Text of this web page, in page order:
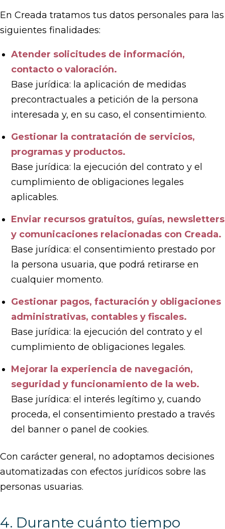
En Creada tratamos tus datos personales para las
siguientes finalidades:
Atender solicitudes de información,
contacto o valoración.
Base jurídica: la aplicación de medidas
precontractuales a petición de la persona
interesada y, en su caso, el consentimiento.
Gestionar la contratación de servicios,
programas y productos.
Base jurídica: la ejecución del contrato y el
cumplimiento de obligaciones legales
aplicables.
Enviar recursos gratuitos, guías, newsletters
y comunicaciones relacionadas con Creada.
Base jurídica: el consentimiento prestado por
la persona usuaria, que podrá retirarse en
cualquier momento.
Gestionar pagos, facturación y obligaciones
administrativas, contables y fiscales.
Base jurídica: la ejecución del contrato y el
cumplimiento de obligaciones legales.
Mejorar la experiencia de navegación,
seguridad y funcionamiento de la web.
Base jurídica: el interés legítimo y, cuando
proceda, el consentimiento prestado a través
del banner o panel de cookies.
Con carácter general, no adoptamos decisiones
automatizadas con efectos jurídicos sobre las
personas usuarias.
4. Durante cuánto tiempo